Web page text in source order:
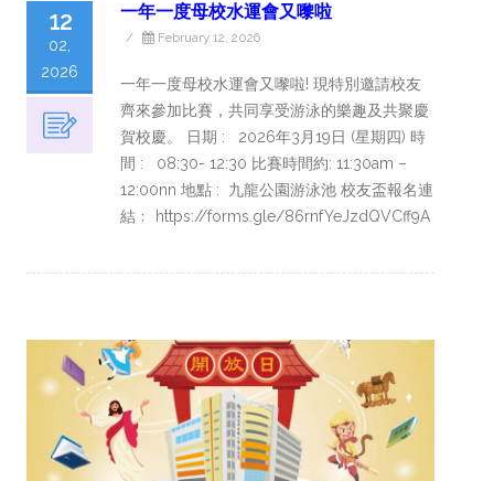
12
02,
2026
一年一度母校水運會又嚟啦
/ February 12, 2026
一年一度母校水運會又嚟啦! 現特別邀請校友
齊來參加比賽，共同享受游泳的樂趣及共聚慶
賀校慶。 日期 : 2026年3月19日 (星期四) 時
間 : 08:30- 12:30 比賽時間約: 11:30am –
12:00nn 地點 : 九龍公園游泳池 校友盃報名連
結﹕ https://forms.gle/86rnfYeJzdQVCff9A